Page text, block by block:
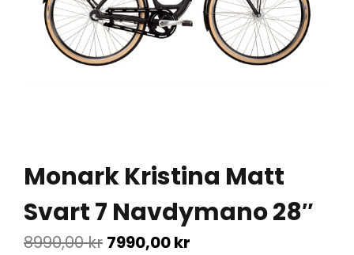
Monark Kristina Matt
Svart 7 Navdymano 28″
8990,00kr 7990,00kr